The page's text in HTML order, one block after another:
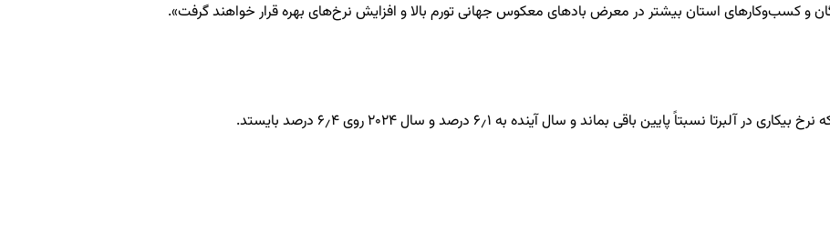
و کسب‌وکارهای استان بیشتر در معرض بادهای معکوس جهانی تورم بالا و افزایش نرخ‌های بهره قرار خواهند گرفت».
پایین باقی بماند و سال آینده به ۶٫۱ درصد و سال ۲۰۲۴ روی ۶٫۴ درصد بایستد.